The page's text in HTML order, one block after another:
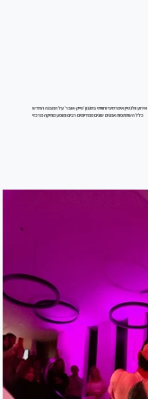
אירוע וולנטיין אימרסיבי וחוויתי בסגנון ׳טייק-אובר׳ על המבנה החדש
כלל השתתפות אמנים שונים ממדיומים רבים ומופע מוזיקה מרכזי